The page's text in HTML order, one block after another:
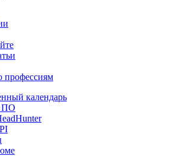
профессиям
календарь
ПО